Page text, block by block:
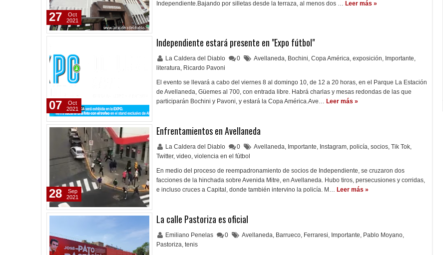
Independiente.Bajando por silletas desde la terraza, al menos dos … Leer más »
27
Oct
2021
Independiente estará presente en "Expo fútbol"
La Caldera del Diablo 0 Avellaneda, Bochini, Copa América, exposición, Importante,
literatura, Ricardo Pavoni
El evento se llevará a cabo del viernes 8 al domingo 10, de 12 a 20 horas, en el Parque La Estación
de Avellaneda, Güemes al 700, con entrada libre. Habrá charlas y mesas redondas de las que
participarán Bochini y Pavoni, y estará la Copa América.Ave… Leer más »
07
Oct
2021
Enfrentamientos en Avellaneda
La Caldera del Diablo 0 Avellaneda, Importante, Instagram, policía, socios, Tik Tok,
Twitter, video, violencia en el fútbol
En medio del proceso de reempadronamiento de socios de Independiente, se cruzaron dos
facciones de la hinchada sobre Avenida Mitre, en Avellaneda. Hubo tiros, persecusiones y corridas,
e incluso cruces a Capital, donde también intervino la policía. M… Leer más »
28
Sep
2021
La calle Pastoriza es oficial
Emiliano Penelas 0 Avellaneda, Barrueco, Ferraresi, Importante, Pablo Moyano,
Pastoriza, tenis